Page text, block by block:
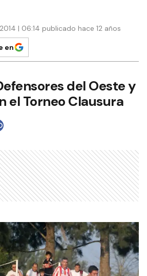
| 06:14 publicado hace 12 años
en
del Oeste y
el Torneo Clausura